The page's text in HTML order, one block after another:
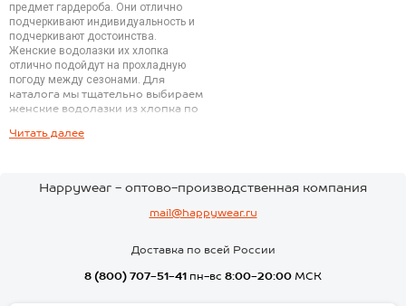
предмет гардероба. Они отлично
подчеркивают индивидуальность и
подчеркивают достоинства.
Женские водолазки их хлопка
отлично подойдут на прохладную
погоду между сезонами. Для
каталога мы тщательно выбираем
женские водолазки из хлопка по
свойствам российских
турецких производителей.
каталоге интернет-магазина есть
не модерируются - так мы
Читать далее
Happywear - оптово-производственная компания
mail@happywear.ru
Доставка по всей России
8 (800) 707-51-41 пн-вс 8:00-20:00 МСК